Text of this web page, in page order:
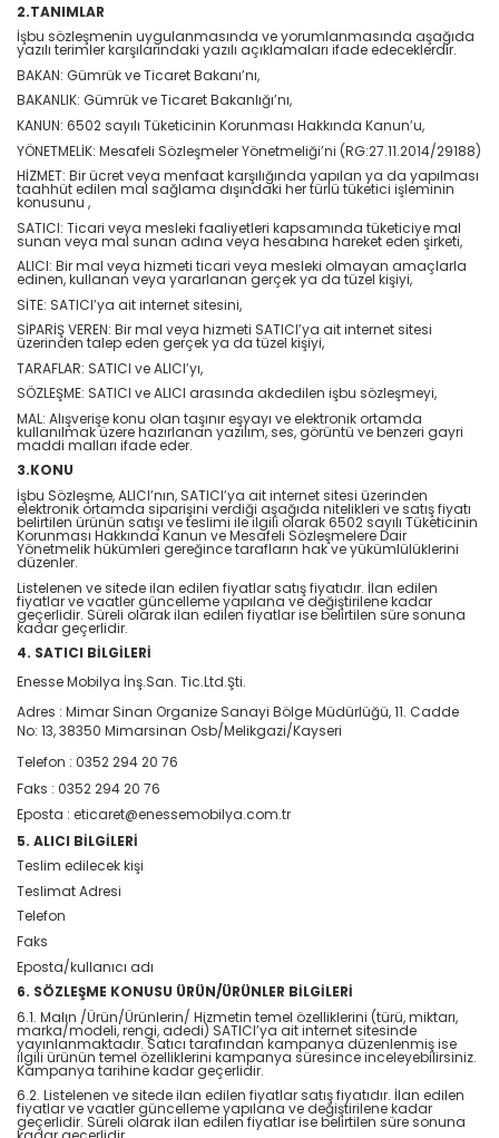
2.TANIMLAR
İşbu sözleşmenin uygulanmasında ve yorumlanmasında aşağıda
yazılı terimler karşılarındaki yazılı açıklamaları ifade edeceklerdir.
BAKAN: Gümrük ve Ticaret Bakanı’nı,
BAKANLIK: Gümrük ve Ticaret Bakanlığı’nı,
KANUN: 6502 sayılı Tüketicinin Korunması Hakkında Kanun’u,
YÖNETMELİK: Mesafeli Sözleşmeler Yönetmeliği’ni (RG:27.11.2014/29188)
HİZMET: Bir ücret veya menfaat karşılığında yapılan ya da yapılması
taahhüt edilen mal sağlama dışındaki her türlü tüketici işleminin
konusunu ,
SATICI: Ticari veya mesleki faaliyetleri kapsamında tüketiciye mal
sunan veya mal sunan adına veya hesabına hareket eden şirketi,
ALICI: Bir mal veya hizmeti ticari veya mesleki olmayan amaçlarla
edinen, kullanan veya yararlanan gerçek ya da tüzel kişiyi,
SİTE: SATICI’ya ait internet sitesini,
SİPARİŞ VEREN: Bir mal veya hizmeti SATICI’ya ait internet sitesi
üzerinden talep eden gerçek ya da tüzel kişiyi,
TARAFLAR: SATICI ve ALICI’yı,
SÖZLEŞME: SATICI ve ALICI arasında akdedilen işbu sözleşmeyi,
MAL: Alışverişe konu olan taşınır eşyayı ve elektronik ortamda
kullanılmak üzere hazırlanan yazılım, ses, görüntü ve benzeri gayri
maddi malları ifade eder.
3.KONU
İşbu Sözleşme, ALICI’nın, SATICI’ya ait internet sitesi üzerinden
elektronik ortamda siparişini verdiği aşağıda nitelikleri ve satış fiyatı
belirtilen ürünün satışı ve teslimi ile ilgili olarak 6502 sayılı Tüketicinin
Korunması Hakkında Kanun ve Mesafeli Sözleşmelere Dair
Yönetmelik hükümleri gereğince tarafların hak ve yükümlülüklerini
düzenler.
Listelenen ve sitede ilan edilen fiyatlar satış fiyatıdır. İlan edilen
fiyatlar ve vaatler güncelleme yapılana ve değiştirilene kadar
geçerlidir. Süreli olarak ilan edilen fiyatlar ise belirtilen süre sonuna
kadar geçerlidir.
4. SATICI BİLGİLERİ
Enesse Mobilya İnş.San. Tic.Ltd.Şti.
Adres : Mimar Sinan Organize Sanayi Bölge Müdürlüğü, 11. Cadde
No: 13, 38350 Mimarsinan Osb/Melikgazi/Kayseri
Telefon : 0352 294 20 76
Faks : 0352 294 20 76
Eposta : eticaret@enessemobilya.com.tr
5. ALICI BİLGİLERİ
Teslim edilecek kişi
Teslimat Adresi
Telefon
Faks
Eposta/kullanıcı adı
6. SÖZLEŞME KONUSU ÜRÜN/ÜRÜNLER BİLGİLERİ
6.1. Malın /Ürün/Ürünlerin/ Hizmetin temel özelliklerini (türü, miktarı,
marka/modeli, rengi, adedi) SATICI’ya ait internet sitesinde
yayınlanmaktadır. Satıcı tarafından kampanya düzenlenmiş ise
ilgili ürünün temel özelliklerini kampanya süresince inceleyebilirsiniz.
Kampanya tarihine kadar geçerlidir.
6.2. Listelenen ve sitede ilan edilen fiyatlar satış fiyatıdır. İlan edilen
fiyatlar ve vaatler güncelleme yapılana ve değiştirilene kadar
geçerlidir. Süreli olarak ilan edilen fiyatlar ise belirtilen süre sonuna